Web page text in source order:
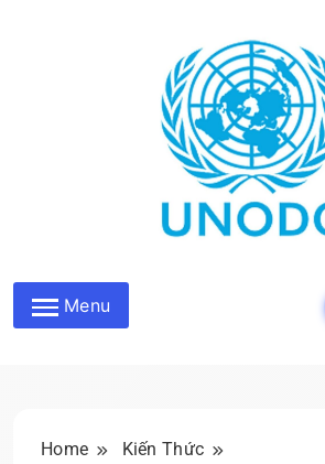
Kiến Thức Liên
Menu
Home
Kiến Thức